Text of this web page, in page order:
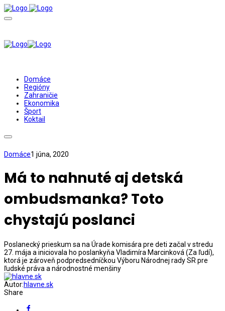
Domáce
Regióny
Zahraničie
Ekonomika
Šport
Koktail
Domáce1 júna, 2020
Má to nahnuté aj detská
ombudsmanka? Toto
chystajú poslanci
Poslanecký prieskum sa na Úrade komisára pre deti začal v stredu
27. mája a iniciovala ho poslankyňa Vladimíra Marcinková (Za ľudí),
ktorá je zároveň podpredsedníčkou Výboru Národnej rady SR pre
ľudské práva a národnostné menšiny
Autor:hlavne.sk
Share